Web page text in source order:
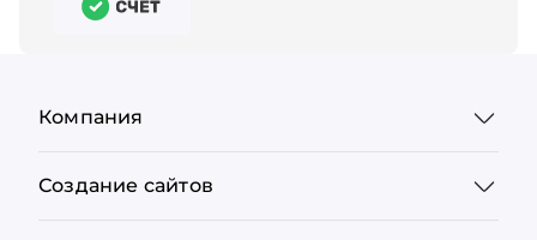
Компания
Создание сайтов